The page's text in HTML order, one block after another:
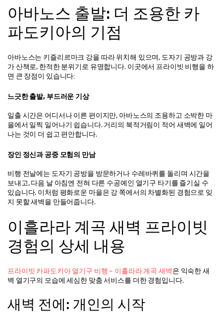
아바노스 출발: 더 조용한 카
파도키아의 기점
아바노스는 키즐리르마크 강을 따라 위치해 있으며, 도자기 공방과 강
가 산책로, 한적한 분위기로 유명합니다. 이곳에서 프라이빗 비행을 하
면 큰 장점이 있습니다:
느긋한 출발, 부드러운 기상
일출 시간은 어디서나 이른 편이지만, 아바노스의 조용하고 소박한 마
을에서 일찍 일어나기 쉽습니다. 거리의 북적거림이 적어 새벽에 일어
나는 것이 더 쉽고 편안합니다.
장인 정신과 공중 모험의 만남
비행 전날에는 도자기 공방을 방문하거나 수레바퀴를 돌리며 시간을
보내고, 다음 날 아침엔 전혀 다른 수공예인 열기구 타기를 즐기실 수
있습니다. 이처럼 평화로운 마을은 강 쪽에서의 차별화된 경험으로 잊
지 못할 새벽을 만들어줍니다.
이흘라라 계곡 새벽 프라이빗
경험의 상세 내용
프라이빗 카파도키아 열기구 비행 – 이흘라라 계곡 새벽은 익숙한 새
벽 열기구의 모습에 세심한 맞춤 서비스를 더한 경험입니다.
새벽 전에: 개인의 시작